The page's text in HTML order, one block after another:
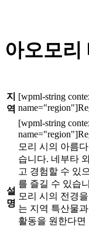
아오모리
지
역
설
명
모리 시의 아름
습니다. 네부타
고 경험할 수 있
를 즐길 수 있습
모리 시의 전경
는 지역 특산물
활동을 원한다면